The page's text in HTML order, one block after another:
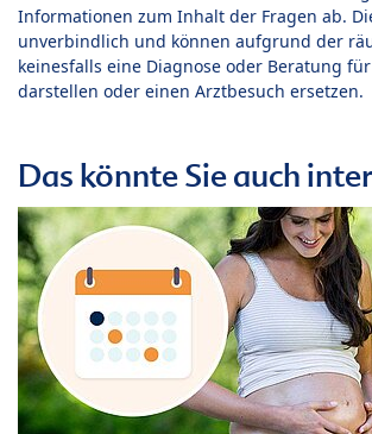
Informationen zum Inhalt der Fragen ab.
unverbindlich und können aufgrund der
keinesfalls eine Diagnose oder Beratung
darstellen oder einen Arztbesuch ersetzen.
Das könnte Sie auch